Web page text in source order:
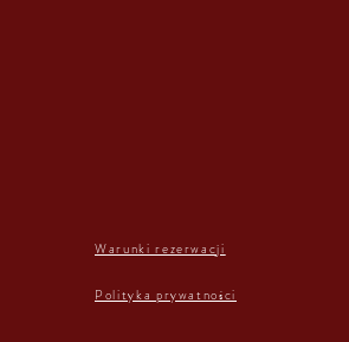
Warunki rezerwacji
Polityka prywatności